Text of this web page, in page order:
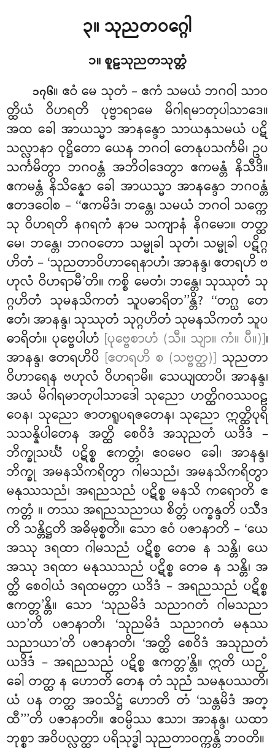
၃။ သုညတဝဂ္ဂေါ
၁။ စူဠသုညတသုတ္တံ
၁၇၆။ ဧဝံမေ သုတံ – ဧကံ သမယံ ဘဂဝါ သာဝ
တ္ထိယံ ဝိဟရတိ ပုဗ္ဗာရာမေ မိဂါရမာတုပါသာဒေ။
အထ ခေါ အာယသ္မာ အာနန္ဒော သာယနှသမယံ ပဋိ
သလ္လာနာ ဝုဋ္ဌိတော ယေန ဘဂဝါ တေနုပသင်္ကမိ၊ ဥပ
သင်္ကမိတွာ ဘဂဝန္တံ အဘိဝါဒေတွာ ဧကမန္တံ နိသီဒိ။
ဧကမန္တံ နိသိန္နော ခေါ အာယသ္မာ အာနန္ဒော ဘဂဝန္တံ
ဧတဒဝေါစ – ‘‘ဧကမိဒံ၊ ဘန္တေ၊ သမယံ ဘဂဝါ သက္ကေ
သု ဝိဟရတိ နဂရကံ နာမ သကျာနံ နိဂမော။ တတ္ထ
မေ၊ ဘန္တေ၊ ဘဂဝတော သမ္မုခါ သုတံ၊ သမ္မုခါ ပဋိဂ္ဂ
ဟိတံ – ‘သုညတာဝိဟာရေနာဟံ၊ အာနန္ဒ၊ ဧတရဟိ ဗ
ဟုလံ ဝိဟရာမီ’တိ။ ကစ္စိ မေတံ၊ ဘန္တေ၊ သုဿုတံ သု
ဂ္ဂဟိတံ သုမနသိကတံ သူပဓာရိတ’’န္တိ? ‘‘တဂ္ဃ တေ
ဧတံ၊ အာနန္ဒ၊ သုဿုတံ သုဂ္ဂဟိတံ သုမနသိကတံ သူပ
ဓာရိတံ။ ပုဗ္ဗေပါဟံ [ပုဗ္ဗေစာဟံ (သီ။ သျာ။ ကံ။ ပီ။)]၊
အာနန္ဒ၊ ဧတရဟိပိ [ဧတရဟိ စ (သဗ္ဗတ္ထ)] သုညတာ
ဝိဟာရေန ဗဟုလံ ဝိဟရာမိ။ သေယျထာပိ၊ အာနန္ဒ၊
အယံ မိဂါရမာတုပါသာဒေါ သုညော ဟတ္ထိဂဝဿဝဠ
ဝေန၊ သုညော ဇာတရူပရဇတေန၊ သုညော ဣတ္ထိပုရိ
သသန္နိပါတေန အတ္ထိ စေဝိဒံ အသုညတံ ယဒိဒံ –
ဘိက္ခုသင်္ဃံ ပဋိစ္စ ဧကတ္တံ၊ ဧဝမေဝ ခေါ၊ အာနန္ဒ၊
ဘိက္ခု အမနသိကရိတွာ ဂါမသညံ၊ အမနသိကရိတွာ
မနုဿသညံ၊ အရညသညံ ပဋိစ္စ မနသိ ကရောတိ ဧ
ကတ္တံ ။ တဿ အရညသညာယ စိတ္တံ ပက္ခန္ဒတိ ပသီဒ
တိ သန္တိဋ္ဌတိ အဓိမုစ္စတိ။ သော ဧဝံ ပဇာနာတိ – ‘ယေ
အဿု ဒရထာ ဂါမသညံ ပဋိစ္စ တေဓ န သန္တိ၊ ယေ
အဿု ဒရထာ မနုဿသညံ ပဋိစ္စ တေဓ န သန္တိ၊ အ
တ္ထိ စေဝါယံ ဒရထမတ္တာ ယဒိဒံ – အရညသညံ ပဋိစ္စ
ဧကတ္တ’န္တိ။ သော ‘သုညမိဒံ သညာဂတံ ဂါမသညာ
ယာ’တိ ပဇာနာတိ၊ ‘သုညမိဒံ သညာဂတံ မနုဿ
သညာယာ’တိ ပဇာနာတိ၊ ‘အတ္ထိ စေဝိဒံ အသုညတံ
ယဒိဒံ – အရညသညံ ပဋိစ္စ ဧကတ္တ’န္တိ။ ဣတိ ယဉှိ
ခေါ တတ္ထ န ဟောတိ တေန တံ သုညံ သမနုပဿတိ၊
ယံ ပန တတ္ထ အဝသိဋ္ဌံဟောတိ တံ ‘သန္တမိဒံ အတ္
ထီ’’’တိ ပဇာနာတိ။ ဧဝမ္ပိဿ ဧသာ၊ အာနန္ဒ၊ ယထာ
ဘုစ္စာ အဝိပလ္လတ္ထာ ပရိသုဒ္ဓါ သုညတာဝက္ကန္တိ ဘဝတိ။